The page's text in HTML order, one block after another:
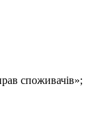
споживачів»;